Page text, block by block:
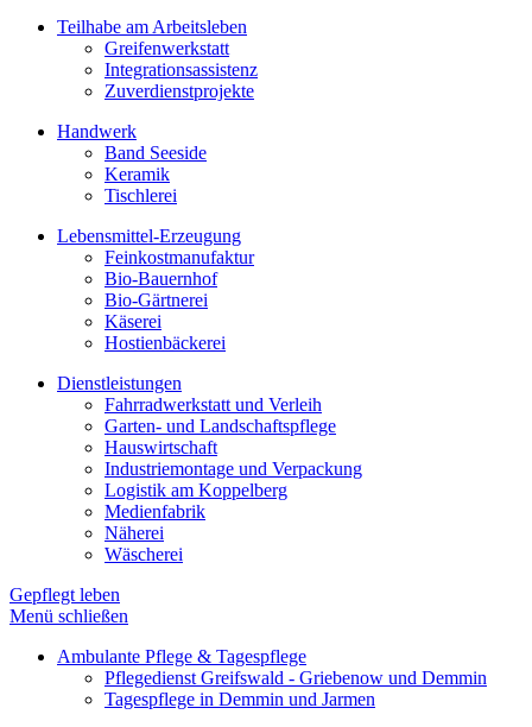
Teilhabe am Arbeitsleben
Greifenwerkstatt
Integrationsassistenz
Zuverdienstprojekte
Handwerk
Band Seeside
Keramik
Tischlerei
Lebensmittel-Erzeugung
Feinkostmanufaktur
Bio-Bauernhof
Bio-Gärtnerei
Käserei
Hostienbäckerei
Dienstleistungen
Fahrradwerkstatt und Verleih
Garten- und Landschaftspflege
Hauswirtschaft
Industriemontage und Verpackung
Logistik am Koppelberg
Medienfabrik
Näherei
Wäscherei
Gepflegt leben
Menü schließen
Ambulante Pflege & Tagespflege
Pflegedienst Greifswald - Griebenow und Demmin
Tagespflege in Demmin und Jarmen